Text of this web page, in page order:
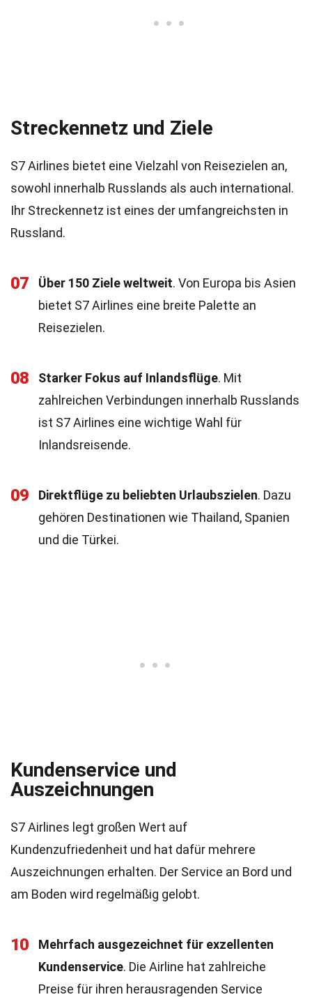
Streckennetz und Ziele
S7 Airlines bietet eine Vielzahl von Reisezielen an,
sowohl innerhalb Russlands als auch international.
Ihr Streckennetz ist eines der umfangreichsten in
Russland.
07 Über 150 Ziele weltweit. Von Europa bis Asien
bietet S7 Airlines eine breite Palette an
Reisezielen.
08 Starker Fokus auf Inlandsflüge. Mit
zahlreichen Verbindungen innerhalb Russlands
ist S7 Airlines eine wichtige Wahl für
Inlandsreisende.
09 Direktflüge zu beliebten Urlaubszielen. Dazu
gehören Destinationen wie Thailand, Spanien
und die Türkei.
Kundenservice und
Auszeichnungen
S7 Airlines legt großen Wert auf
Kundenzufriedenheit und hat dafür mehrere
Auszeichnungen erhalten. Der Service an Bord und
am Boden wird regelmäßig gelobt.
10
Mehrfach ausgezeichnet für exzellenten
Kundenservice. Die Airline hat zahlreiche
Preise für ihren herausragenden Service